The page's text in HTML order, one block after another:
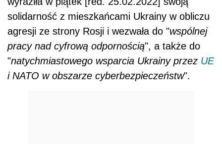
solidarność z mieszkańcami Ukrainy w obliczu
agresji ze strony Rosji i wezwała do "wspólnej
pracy nad cyfrową odpornością", a także do
"natychmiastowego wsparcia Ukrainy przez UE
i NATO w obszarze cyberbezpieczeństw".